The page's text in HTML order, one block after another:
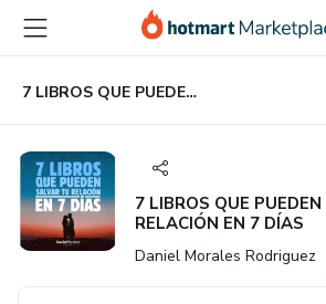
principal
página
de
página
7 LIBROS QUE PUEDEN SALVAR TU RELACIÓN EN 7 DÍAS
7 LIBROS QUE
RELACIÓN EN 7 DÍAS
Daniel Morales Rodriguez